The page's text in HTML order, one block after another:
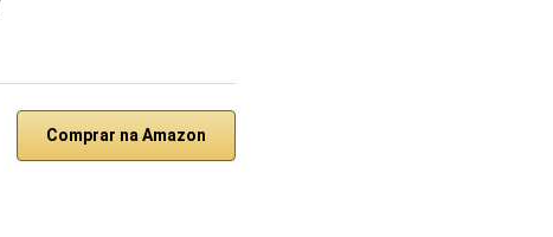
Comprar na Amazon